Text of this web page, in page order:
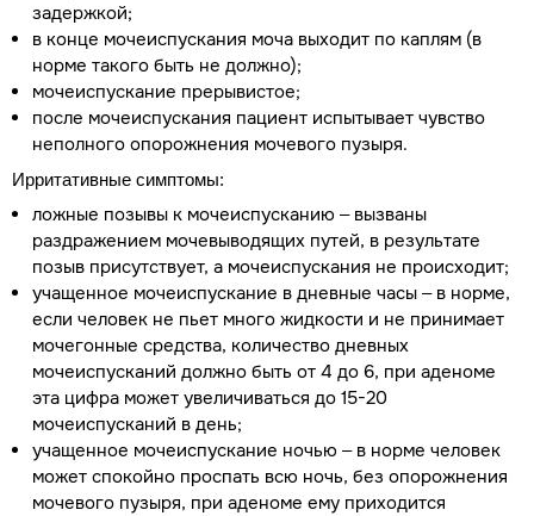
задержкой;
в конце мочеиспускания моча выходит по каплям (в
норме такого быть не должно);
мочеиспускание прерывистое;
после мочеиспускания пациент испытывает чувство
неполного опорожнения мочевого пузыря.
Ирритативные симптомы:
ложные позывы к мочеиспусканию – вызваны
раздражением мочевыводящих путей, в результате
позыв присутствует, а мочеиспускания не происходит;
учащенное мочеиспускание в дневные часы – в норме,
если человек не пьет много жидкости и не принимает
мочегонные средства, количество дневных
мочеиспусканий должно быть от 4 до 6, при аденоме
эта цифра может увеличиваться до 15-20
мочеиспусканий в день;
учащенное мочеиспускание ночью – в норме человек
может спокойно проспать всю ночь, без опорожнения
мочевого пузыря, при аденоме ему приходится